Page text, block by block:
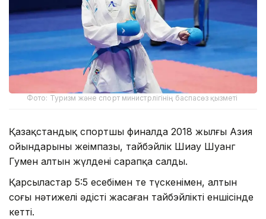
Фото: Туризм және спорт министрлігінің баспасөз қызметі
Қазақстандық спортшы финалда 2018 жылғы Азия
ойындарының жеңімпазы, тайбэйлік Шиау Шуанг
Гумен алтын жүлдені сарапқа салды.
Қарсыластар 5:5 есебімен тең түскенімен, алтын
соңғы нәтижелі әдісті жасаған тайбэйліктің еншісінде
кетті.